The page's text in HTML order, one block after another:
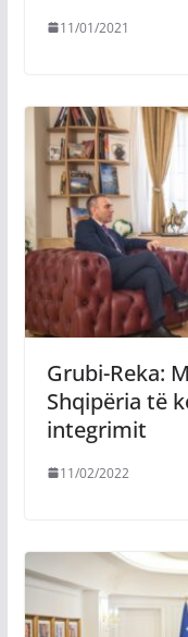
11/01/2021
Grubi-Reka:
Shqipëria të
integrimit
11/02/2022